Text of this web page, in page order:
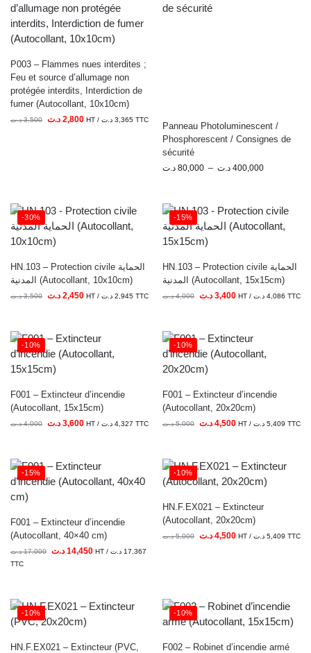
P003 – Flammes nues interdites ;
Feu et source d’allumage non
protégée interdits, Interdiction de
fumer (Autocollant, 10x10cm)
3,500 د.ت 2,800 د.ت HT / 3,365 د.ت TTC
Panneau Photoluminescent /
Phosphorescent / Consignes de
sécurité
80,000 د.ت – 400,000 د.ت
-30%
HN.103 – Protection civile الحماية
المدنية (Autocollant, 10x10cm)
3,500 د.ت 2,450 د.ت HT / 2,945 د.ت TTC
-15%
HN.103 – Protection civile الحماية
المدنية (Autocollant, 15x15cm)
4,000 د.ت 3,400 د.ت HT / 4,086 د.ت TTC
-10%
F001 – Extincteur d’incendie
(Autocollant, 15x15cm)
4,000 د.ت 3,600 د.ت HT / 4,327 د.ت TTC
-10%
F001 – Extincteur d’incendie
(Autocollant, 20x20cm)
5,000 د.ت 4,500 د.ت HT / 5,409 د.ت TTC
-15%
F001 – Extincteur d’incendie
(Autocollant, 40×40 cm)
17,000 د.ت 14,450 د.ت HT / 17,367 د.ت
TTC
-10%
HN.F.EX021 – Extincteur
(Autocollant, 20x20cm)
5,000 د.ت 4,500 د.ت HT / 5,409 د.ت TTC
-10%
HN.F.EX021 – Extincteur (PVC,
-10%
F002 – Robinet d’incendie armé